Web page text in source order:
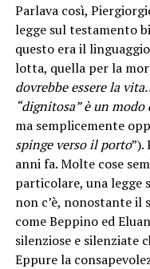
Parlava così,
legge sul testamento
questo era il
lotta, quella per la
dovrebbe essere la
“dignitosa” è un
ma semplicemente
spinge verso il porto”).
anni fa. Molte cose
particolare, una legge
non c’è, nonostante il
come Beppino ed
silenziose e silenziate
Eppure la